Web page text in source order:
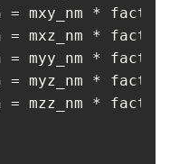
= mxy_nm * factor
= mxz_nm * factor
= myy_nm * factor
= myz_nm * factor
= mzz_nm * factor